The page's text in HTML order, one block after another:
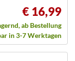
€ 16,99
ab Bestellung
in 3-7 Werktagen